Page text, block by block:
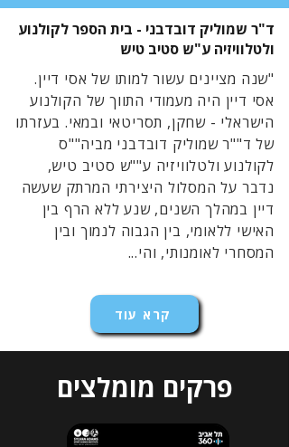
ד"ר שמוליק דובדבני - בית הספר לקולנוע
ולטלוויזיה ע"ש סטיב טיש
"שנה מציינים עשור למותו של אסי דיין.
אסי דיין היה מעמודי התווך של הקולנוע
הישראלי - שחקן, תסריטאי ובמאי. בעזרתו
של ד""ר שמוליק דובדבני מביה""ס
לקולנוע ולטלוויזיה ע""ש סטיב טיש,
נדבר על המסלול היצירתי המרתק שעשה
דיין במהלך השנים, שנע ללא הרף בין
האישי ללאומי, בין הגבוה לנמוך ובין
המסחרי לאומנותי, והי...
קרא עוד
פרקים מומלצים